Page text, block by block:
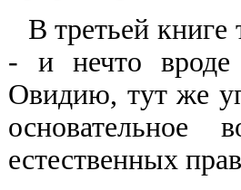
В третьей
- и нечто вроде
Овидию, тут же
основательное
естественных